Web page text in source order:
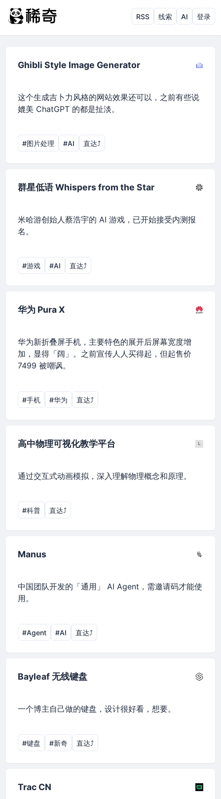
RSS 线索 AI 登录
Ghibli Style Image Generator
这个生成吉卜力风格的网站效果还可以，之前有些说
媲美 ChatGPT 的都是扯淡。
#图片处理 #AI 直达⤴︎
群星低语 Whispers from the Star
米哈游创始人蔡浩宇的 AI 游戏，已开始接受内测报
名。
#游戏 #AI 直达⤴︎
华为 Pura X
华为新折叠屏手机，主要特色的展开后屏幕宽度增
加，显得「阔」。之前宣传人人买得起，但起售价
7499 被嘲讽。
#手机 #华为 直达⤴︎
高中物理可视化教学平台
通过交互式动画模拟，深入理解物理概念和原理。
#科普 直达⤴︎
Manus
中国团队开发的「通用」 AI Agent，需邀请码才能使
用。
#Agent #AI 直达⤴︎
Bayleaf 无线键盘
一个博主自己做的键盘，设计很好看，想要。
#键盘 #新奇 直达⤴︎
Trac CN